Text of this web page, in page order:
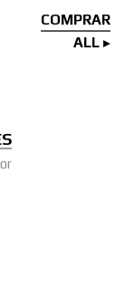
COMPRAR
ALL